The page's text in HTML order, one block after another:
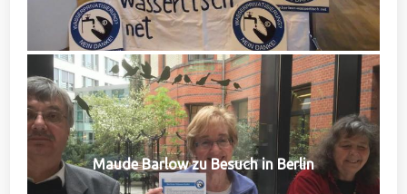
Maude Barlow zu Besuch in Berlin